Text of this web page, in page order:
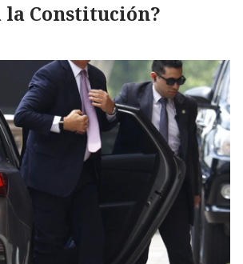
la Constitución?